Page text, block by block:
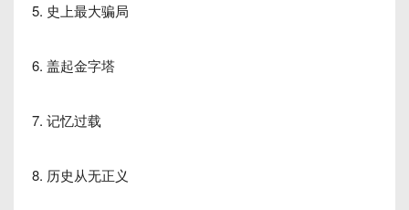
5. 史上最大骗局
6. 盖起金字塔
7. 记忆过载
8. 历史从无正义